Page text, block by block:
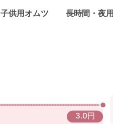
子供用オムツ 長時間・夜用
3.0円